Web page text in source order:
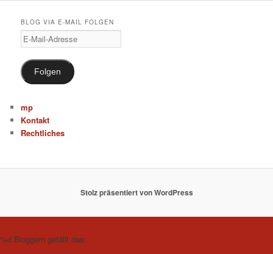
BLOG VIA E-MAIL FOLGEN
E-
Mail-
Adresse
Folgen
mp
Kontakt
Rechtliches
Stolz präsentiert von WordPress
%d Bloggern gefällt das: